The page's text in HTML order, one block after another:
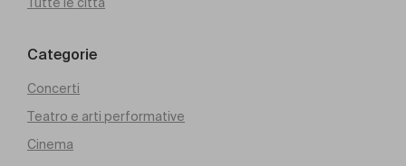
Tutte le città
Categorie
Concerti
Teatro e arti performative
Cinema